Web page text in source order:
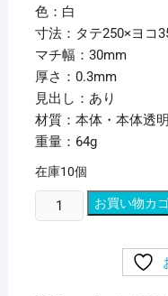
色：白
寸法：タテ250×ヨコ
マチ幅：30mm
厚さ：0.3mm
見出し：あり
材質：本体・本体透
重量：64g
在庫10個
と
お買い物カ